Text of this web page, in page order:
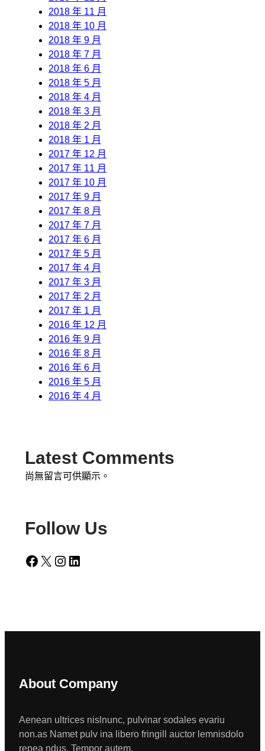
2018 年 11 月
2018 年 10 月
2018 年 9 月
2018 年 7 月
2018 年 6 月
2018 年 5 月
2018 年 4 月
2018 年 3 月
2018 年 2 月
2018 年 1 月
2017 年 12 月
2017 年 11 月
2017 年 10 月
2017 年 9 月
2017 年 8 月
2017 年 7 月
2017 年 6 月
2017 年 5 月
2017 年 4 月
2017 年 3 月
2017 年 2 月
2017 年 1 月
2016 年 12 月
2016 年 9 月
2016 年 8 月
2016 年 6 月
2016 年 5 月
2016 年 4 月
Latest Comments
尚無留言可供顯示。
Follow Us
Facebook X Instagram LinkedIn
About Company
Aenean ultrices nislnunc, pulvinar sodales evariu
non.as Namet pulv ina libero fringill auctor lemnisdolo
repea ndus. Tempor autem.